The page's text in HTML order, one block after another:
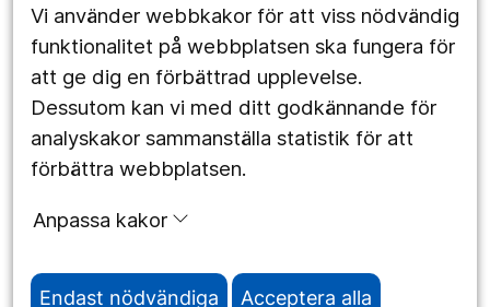
Vi använder webbkakor för att viss nödvändig
funktionalitet på webbplatsen ska fungera för
att ge dig en förbättrad upplevelse.
Dessutom kan vi med ditt godkännande för
analyskakor sammanställa statistik för att
förbättra webbplatsen.
Anpassa kakor
Endast nödvändiga Acceptera alla
Postadress
Kävesta folkhögskola
Kävesta 180
697 94 Sköllersta
Telefon 019-602 49 50